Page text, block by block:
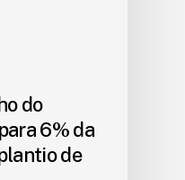
do
6% da
de